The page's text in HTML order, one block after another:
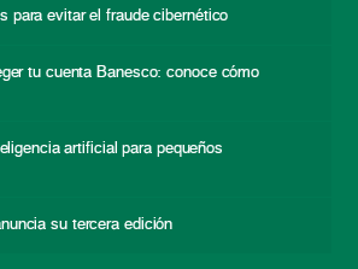
para evitar el fraude cibernético
tu cuenta Banesco: conoce cómo
artificial para pequeños
su tercera edición